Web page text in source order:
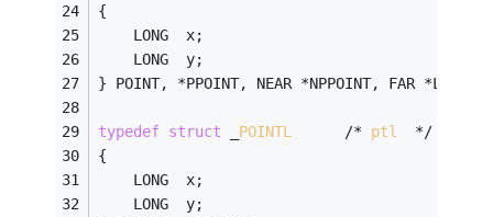
{
    LONG  x;
    LONG  y;
} POINT, *PPOINT, NEAR *NPPOINT, FAR
typedef struct POINTL
      /*
ptl
  */
{
    LONG  x;
    LONG  y;